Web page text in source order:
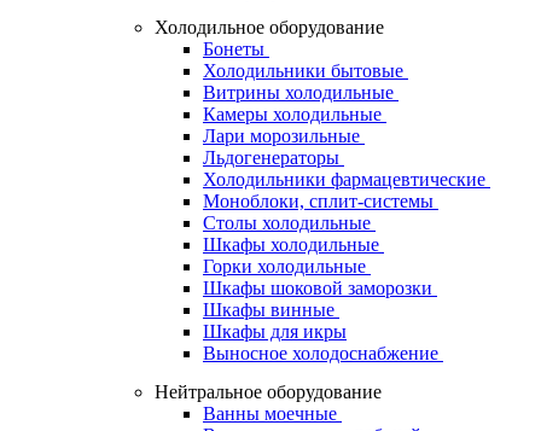
Холодильное оборудование
Бонеты
Холодильники бытовые
Витрины холодильные
Камеры холодильные
Лари морозильные
Льдогенераторы
Холодильники фармацевтические
Моноблоки, сплит-системы
Столы холодильные
Шкафы холодильные
Горки холодильные
Шкафы шоковой заморозки
Шкафы винные
Шкафы для икры
Выносное холодоснабжение
Нейтральное оборудование
Ванны моечные